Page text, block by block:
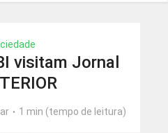
visitam Jornal
1 min (tempo de leitura)